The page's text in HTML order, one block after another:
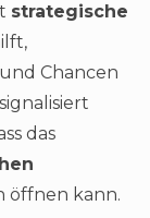
strategische
Chancen
das
öffnen kann.